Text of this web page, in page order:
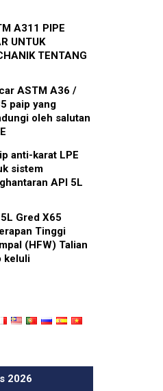
A311 PIPE
UNTUK
TENTANG
ASTM A36 /
paip yang
oleh salutan
anti-karat LPE
sistem
API 5L
Gred X65
Tinggi
(HFW) Talian
keluli
2026